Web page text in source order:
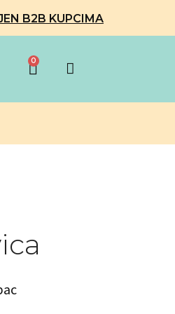
B2B KUPCIMA
0